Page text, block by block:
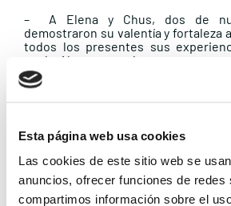
Esta página web usa cookies
Las cookies de este sitio web se
anuncios, ofrecer funciones de
compartimos información sobre el
– A Elena y Chus, dos de
demostraron su valentía y fortaleza
todos los presentes sus
evolución personal y su paso por
mostrarnos y enseñarnos cada día
mucho trabajo, confianza en los
perder ni por un solo minuto el
los que estábamos allí.
– A Dani por conseguir cada día
ADIEM participen plenamente de la
las Nuevas tecnologías, como se
universidad.